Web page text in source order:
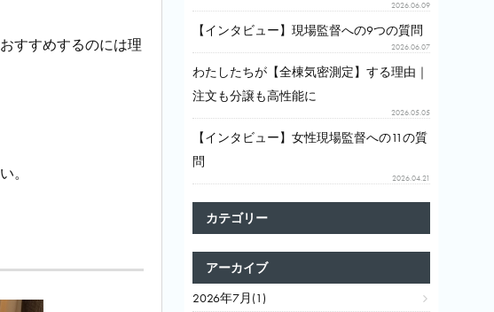
すすめするのには理
。
2026.06.09
【インタビュー】現場監督への9つの質問
2026.06.07
わたしたちが【全棟気密測定】する理由｜
注文も分譲も高性能に
2026.05.05
【インタビュー】女性現場監督への11の質
問
2026.04.21
カテゴリー
アーカイブ
2026年7月(1)